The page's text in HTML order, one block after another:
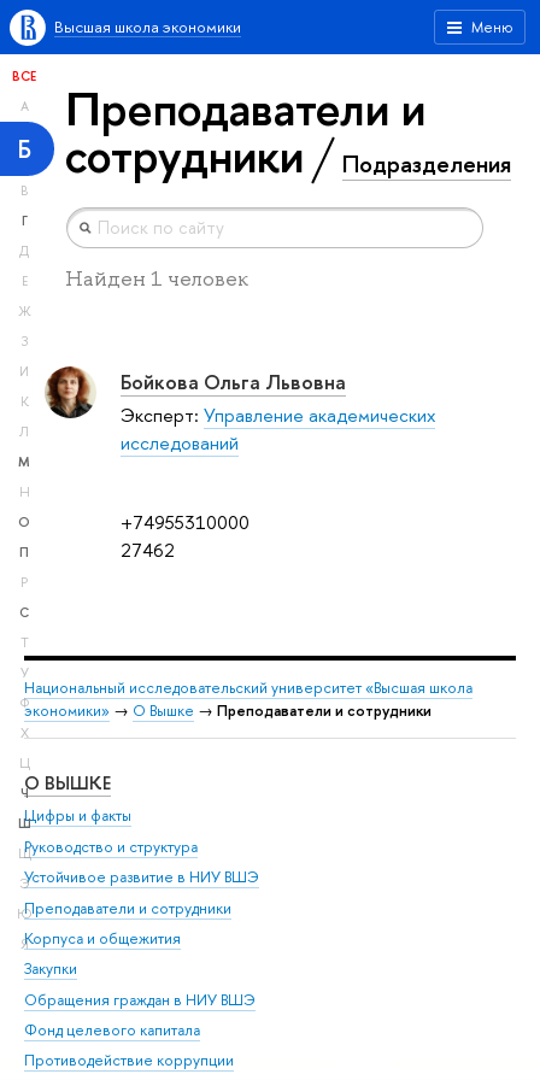
Меню
Высшая школа экономики
ВСЕ
А
Б
В
Г
Д
Е
Ж
З
И
К
Л
М
Н
О
П
Р
С
Т
У
Ф
Х
Ц
Ч
Ш
Щ
Э
Ю
Я
Преподаватели и
сотрудники Подразделения
Найден 1 человек
+74955310000
27462
Бойкова Ольга Львовна
Эксперт: Управление академических
исследований
Национальный исследовательский университет «Высшая школа
экономики» → О Вышке → Преподаватели и сотрудники
О ВЫШКЕ
Цифры и факты
Руководство и структура
Устойчивое развитие в НИУ ВШЭ
Преподаватели и сотрудники
Корпуса и общежития
Закупки
Обращения граждан в НИУ ВШЭ
Фонд целевого капитала
Противодействие коррупции